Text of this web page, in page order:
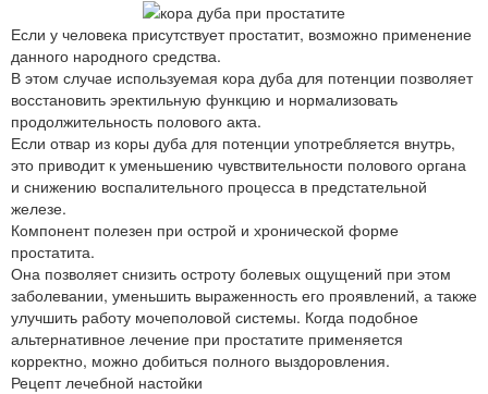
Если у человека присутствует простатит, возможно применение
данного народного средства.
В этом случае используемая кора дуба для потенции позволяет
восстановить эректильную функцию и нормализовать
продолжительность полового акта.
Если отвар из коры дуба для потенции употребляется внутрь,
это приводит к уменьшению чувствительности полового органа
и снижению воспалительного процесса в предстательной
железе.
Компонент полезен при острой и хронической форме
простатита.
Она позволяет снизить остроту болевых ощущений при этом
заболевании, уменьшить выраженность его проявлений, а также
улучшить работу мочеполовой системы. Когда подобное
альтернативное лечение при простатите применяется
корректно, можно добиться полного выздоровления.
Рецепт лечебной настойки